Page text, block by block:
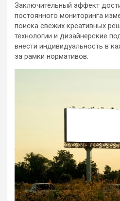
Заключительный эффект
постоянного мониторинга
поиска свежих креативных
технологии и дизайнерские
внести индивидуальность в
за рамки нормативов.